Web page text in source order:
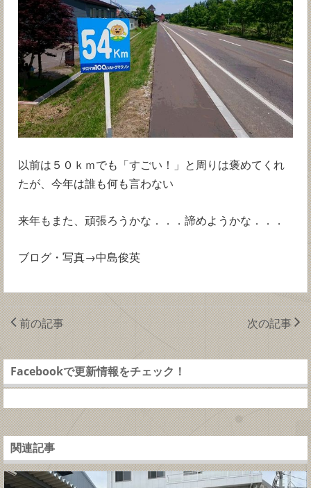
以前は５０ｋｍでも「すごい！」と周りは褒めてくれ
たが、今年は誰も何も言わない
来年もまた、頑張ろうかな．．．諦めようかな．．．
ブログ・写真→中島俊英
前の記事 次の記事
Facebookで更新情報をチェック！
関連記事